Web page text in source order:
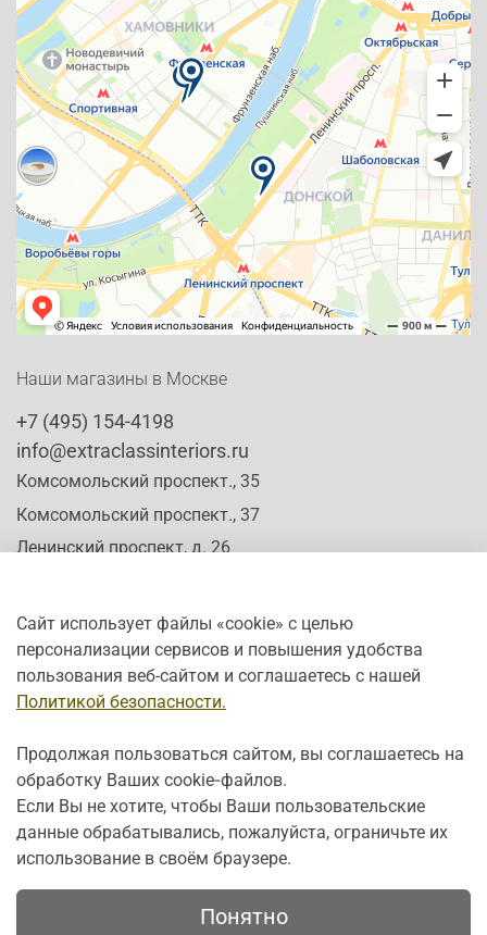
Наши магазины в Москве
+7 (495) 154-4198
info@extraclassinteriors.ru
Комсомольский проспект., 35
Комсомольский проспект., 37
Ленинский проспект, д. 26
Время работы:
Пн-Сб: c 10:00 - 20:00
Вс: с 12:00 - 19:00
Сайт использует файлы «cookie» с целью
персонализации сервисов и повышения удобства
пользования веб-сайтом и соглашаетесь с нашей
Политикой безопасности.
Продолжая пользоваться сайтом, вы соглашаетесь на
обработку Ваших cookie‑файлов.
Если Вы не хотите, чтобы Ваши пользовательские
данные обрабатывались, пожалуйста, ограничьте их
использование в своём браузере.
Понятно